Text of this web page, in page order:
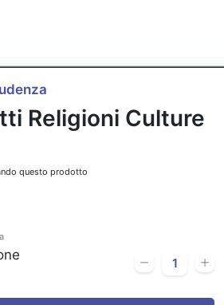
Religioni Culture
questo prodotto